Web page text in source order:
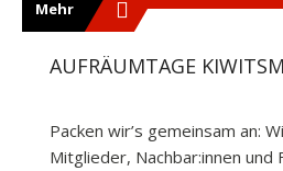
Mehr
AUFRÄUMTAGE
Packen wir’s gemeinsam an:
Mitglieder, Nachbar:innen und